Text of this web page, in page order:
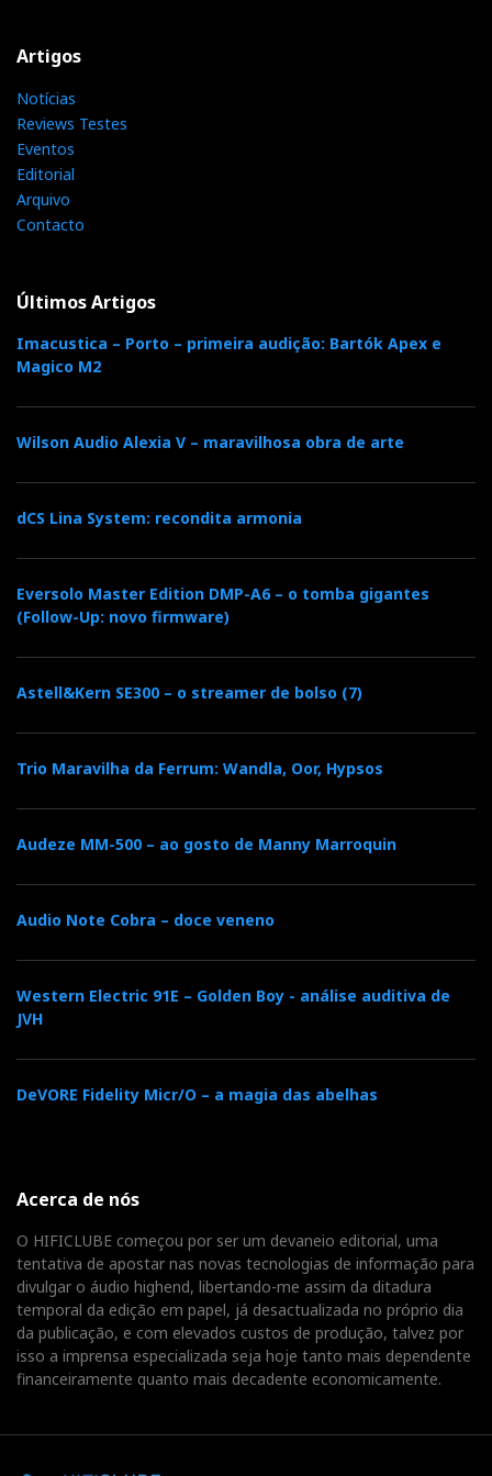
um produto tipicamente japonês (Hitachi, Technics).
Por outro lado, e sendo inglês, também lembra o velho
Garrard. Talvez algum leitor possa ajudar...
b
o
o
t
r
l
+
e
P
i
t
r
e
s
t
Artigos
Notícias
Reviews Testes
Eventos
Editorial
Arquivo
Contacto
Últimos Artigos
Imacustica – Porto – primeira audição: Bartók Apex e
Magico M2
Wilson Audio Alexia V – maravilhosa obra de arte
dCS Lina System: recondita armonia
Eversolo Master Edition DMP-A6 – o tomba gigantes
(Follow-Up: novo firmware)
Astell&Kern SE300 – o streamer de bolso (7)
Trio Maravilha da Ferrum: Wandla, Oor, Hypsos
Audeze MM-500 – ao gosto de Manny Marroquin
Audio Note Cobra – doce veneno
Western Electric 91E – Golden Boy - análise auditiva de
JVH
DeVORE Fidelity Micr/O – a magia das abelhas
Acerca de nós
O HIFICLUBE começou por ser um devaneio editorial, uma
tentativa de apostar nas novas tecnologias de informação para
divulgar o áudio highend, libertando-me assim da ditadura
temporal da edição em papel, já desactualizada no próprio dia
da publicação, e com elevados custos de produção, talvez por
isso a imprensa especializada seja hoje tanto mais dependente
financeiramente quanto mais decadente economicamente.